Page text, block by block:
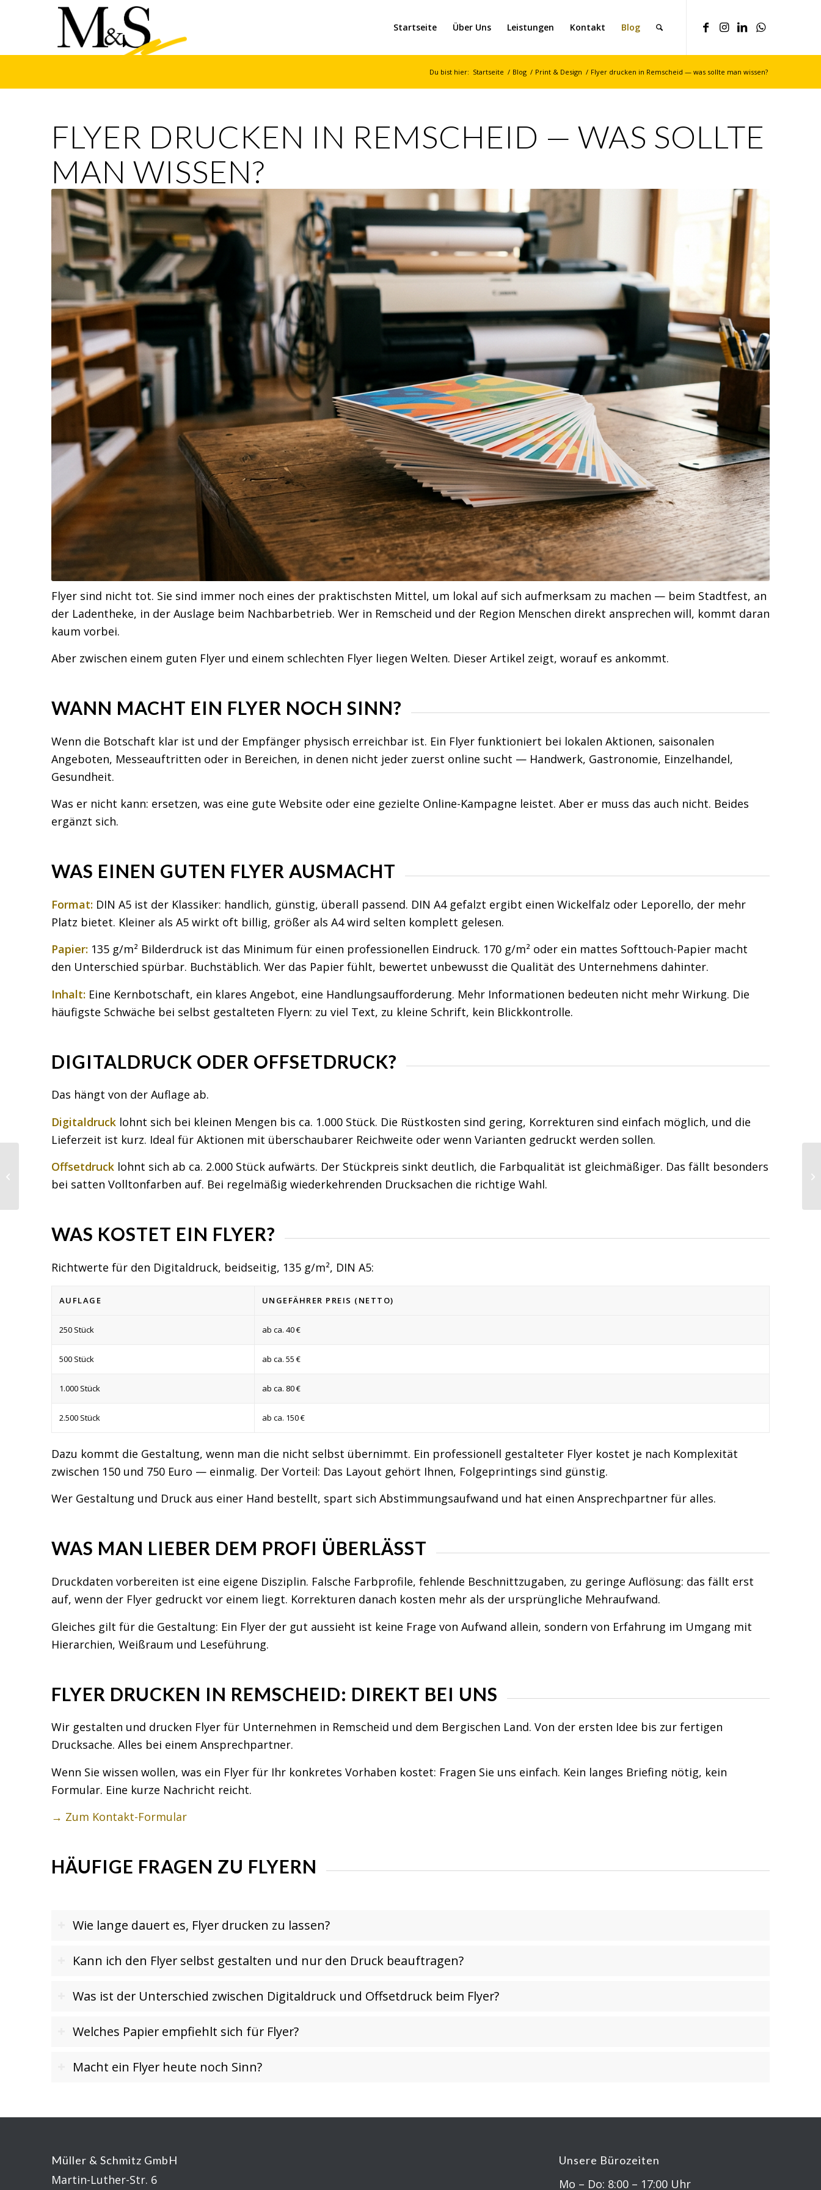
Startseite Über Uns Leistungen Kontakt Blog
Du bist hier: Startseite / Blog / Print & Design / Flyer drucken in Remscheid — was sollte man wissen?
FLYER DRUCKEN IN REMSCHEID — WAS SOLLTE
MAN WISSEN?
Flyer sind nicht tot. Sie sind immer noch eines der praktischsten Mittel, um lokal auf sich aufmerksam zu machen — beim Stadtfest, an
der Ladentheke, in der Auslage beim Nachbarbetrieb. Wer in Remscheid und der Region Menschen direkt ansprechen will, kommt daran
kaum vorbei.
Aber zwischen einem guten Flyer und einem schlechten Flyer liegen Welten. Dieser Artikel zeigt, worauf es ankommt.
WANN MACHT EIN FLYER NOCH SINN?
Wenn die Botschaft klar ist und der Empfänger physisch erreichbar ist. Ein Flyer funktioniert bei lokalen Aktionen, saisonalen
Angeboten, Messeauftritten oder in Bereichen, in denen nicht jeder zuerst online sucht — Handwerk, Gastronomie, Einzelhandel,
Gesundheit.
Was er nicht kann: ersetzen, was eine gute Website oder eine gezielte Online-Kampagne leistet. Aber er muss das auch nicht. Beides
ergänzt sich.
WAS EINEN GUTEN FLYER AUSMACHT
Format:DIN A5 ist der Klassiker: handlich, günstig, überall passend. DIN A4 gefalzt ergibt einen Wickelfalz oder Leporello, der mehr
Platz bietet. Kleiner als A5 wirkt oft billig, größer als A4 wird selten komplett gelesen.
Papier:135 g/m² Bilderdruck ist das Minimum für einen professionellen Eindruck. 170 g/m² oder ein mattes Softtouch-Papier macht
den Unterschied spürbar. Buchstäblich. Wer das Papier fühlt, bewertet unbewusst die Qualität des Unternehmens dahinter.
Inhalt:Eine Kernbotschaft, ein klares Angebot, eine Handlungsaufforderung. Mehr Informationen bedeuten nicht mehr Wirkung. Die
häufigste Schwäche bei selbst gestalteten Flyern: zu viel Text, zu kleine Schrift, kein Blickkontrolle.
DIGITALDRUCK ODER OFFSETDRUCK?
Das hängt von der Auflage ab.
Digitaldrucklohnt sich bei kleinen Mengen bis ca. 1.000 Stück. Die Rüstkosten sind gering, Korrekturen sind einfach möglich, und die
Lieferzeit ist kurz. Ideal für Aktionen mit überschaubarer Reichweite oder wenn Varianten gedruckt werden sollen.
Offsetdrucklohnt sich ab ca. 2.000 Stück aufwärts. Der Stückpreis sinkt deutlich, die Farbqualität ist gleichmäßiger. Das fällt besonders
bei satten Volltonfarben auf. Bei regelmäßig wiederkehrenden Drucksachen die richtige Wahl.
WAS KOSTET EIN FLYER?
Richtwerte für den Digitaldruck, beidseitig, 135 g/m², DIN A5:
AUFLAGE UNGEFÄHRER PREIS (NETTO)
250 Stück ab ca. 40 €
500 Stück ab ca. 55 €
1.000 Stück ab ca. 80 €
2.500 Stück ab ca. 150 €
Dazu kommt die Gestaltung, wenn man die nicht selbst übernimmt. Ein professionell gestalteter Flyer kostet je nach Komplexität
zwischen 150 und 750 Euro — einmalig. Der Vorteil: Das Layout gehört Ihnen, Folgeprintings sind günstig.
Wer Gestaltung und Druck aus einer Hand bestellt, spart sich Abstimmungsaufwand und hat einen Ansprechpartner für alles.
WAS MAN LIEBER DEM PROFI ÜBERLÄSST
Druckdaten vorbereiten ist eine eigene Disziplin. Falsche Farbprofile, fehlende Beschnittzugaben, zu geringe Auflösung: das fällt erst
auf, wenn der Flyer gedruckt vor einem liegt. Korrekturen danach kosten mehr als der ursprüngliche Mehraufwand.
Gleiches gilt für die Gestaltung: Ein Flyer der gut aussieht ist keine Frage von Aufwand allein, sondern von Erfahrung im Umgang mit
Hierarchien, Weißraum und Leseführung.
FLYER DRUCKEN IN REMSCHEID: DIREKT BEI UNS
Wir gestalten und drucken Flyer für Unternehmen in Remscheid und dem Bergischen Land. Von der ersten Idee bis zur fertigen
Drucksache. Alles bei einem Ansprechpartner.
Wenn Sie wissen wollen, was ein Flyer für Ihr konkretes Vorhaben kostet: Fragen Sie uns einfach. Kein langes Briefing nötig, kein
Formular. Eine kurze Nachricht reicht.
→ Zum Kontakt-Formular
HÄUFIGE FRAGEN ZU FLYERN
Wie lange dauert es, Flyer drucken zu lassen?
Kann ich den Flyer selbst gestalten und nur den Druck beauftragen?
Was ist der Unterschied zwischen Digitaldruck und Offsetdruck beim Flyer?
Welches Papier empfiehlt sich für Flyer?
Macht ein Flyer heute noch Sinn?
Müller & Schmitz GmbH
Martin-Luther-Str. 6
Unsere Bürozeiten
Mo – Do: 8:00 – 17:00 Uhr
Was kostet laufende
Website-Betreuung?